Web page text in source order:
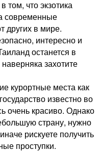
том, что экзотика
современные
других в мире.
интересно и
останется в
захотите
курортные места как
известно во
очень красиво. Однако
страну, нужно
рискуете получить
проступки.